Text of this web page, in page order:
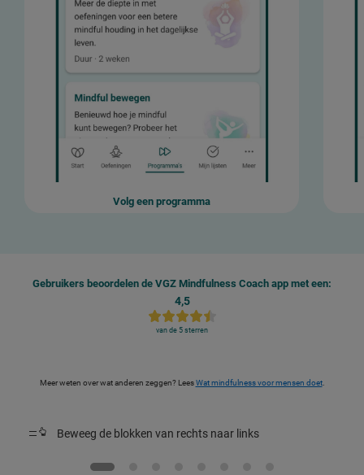
Volg een programma
Gebruikers beoordelen de VGZ Mindfulness Coach app met een:
4,5
van de 5 sterren
Meer weten over wat anderen zeggen? LeesWat mindfulness voor mensen doet.
Beweeg de blokken van rechts naar links